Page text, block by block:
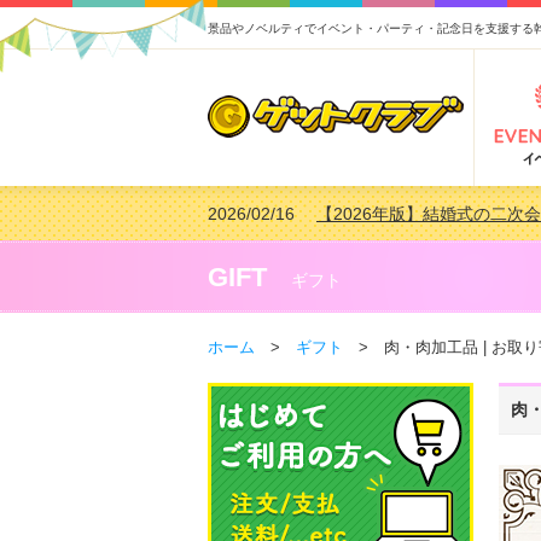
景品やノベルティでイベント・パーティ・記念日を支援する
2026/02/16【2026年版】結婚式の二次
2026/02/03【2026年版】ゴルフコンペ
2026/07/15
2026/04/03【2026年版】ゴルフコンペ
GIFT ギフト
ホーム > ギフト > 肉・肉加工品 | お取り
肉